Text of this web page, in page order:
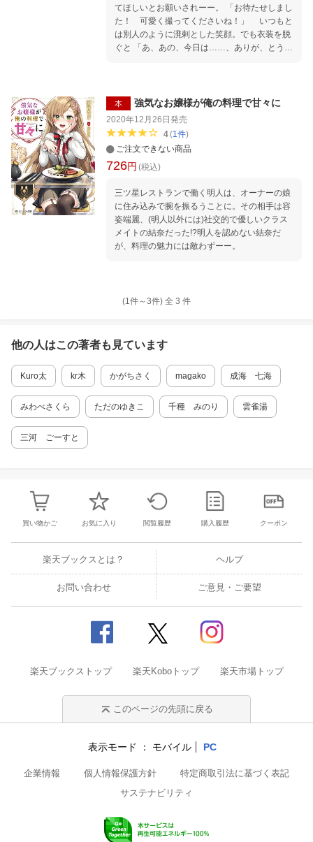
てほしいとお願いされーー。 「お待たせしまし
た！ 可愛く撮ってくださいね！」 いつもと
は別人のように溌剌とした笑顔。でも衣装を脱
ぐと 「あ、あの、今日は……、ありが、とうご
本 強気なお嬢様が俺の料理で甘々に
2020年12月26日 発売
4(1件)
ご注文できない商品
726円 (税込)
三ツ星レストランで働く明人は、オーナーの娘
に住み込みで腕を振るうことに。その相手は容
姿端麗、(明人以外には)社交的で優しいクラス
メイトの結奈だった!?明人を認めない結奈だ
が、料理の魅力には敵わずーー。
(1件～3件) 全 3 件
他の人はこの著者も見ています
Kuro太 kr木 かがちさく magako 成海 七海
みわべさくら ただのゆきこ 千種 みのり 雲雀湯
三河 ごーすと
買い物かご お気に入り 閲覧履歴 購入履歴 クーポン
楽天ブックスとは？ ヘルプ
お問い合わせ ご意見・ご要望
楽天ブックストップ 楽天Koboトップ 楽天市場トップ
このページの先頭に戻る
表示モード モバイル PC
企業情報 個人情報保護方針
特定商取引法に基づく表記
サステナビリティ